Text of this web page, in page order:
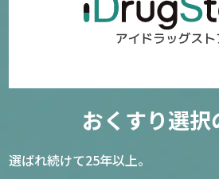
おくすり選択
選ばれ続けて25年以上。